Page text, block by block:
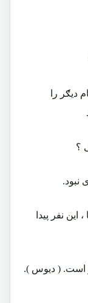
را
؟
نبود.
نفر پیدا
است. ( دیوس ).